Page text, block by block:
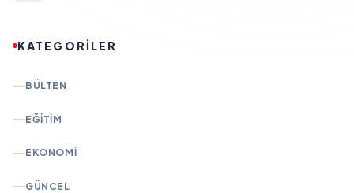
KATEGORİLER
BÜLTEN
EĞITIM
EKONOMI
GÜNCEL